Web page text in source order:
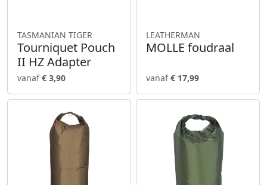
TASMANIAN TIGER
Tourniquet Pouch
II HZ Adapter
vanaf€ 3,90
LEATHERMAN
MOLLE foudraal
vanaf€ 17,99